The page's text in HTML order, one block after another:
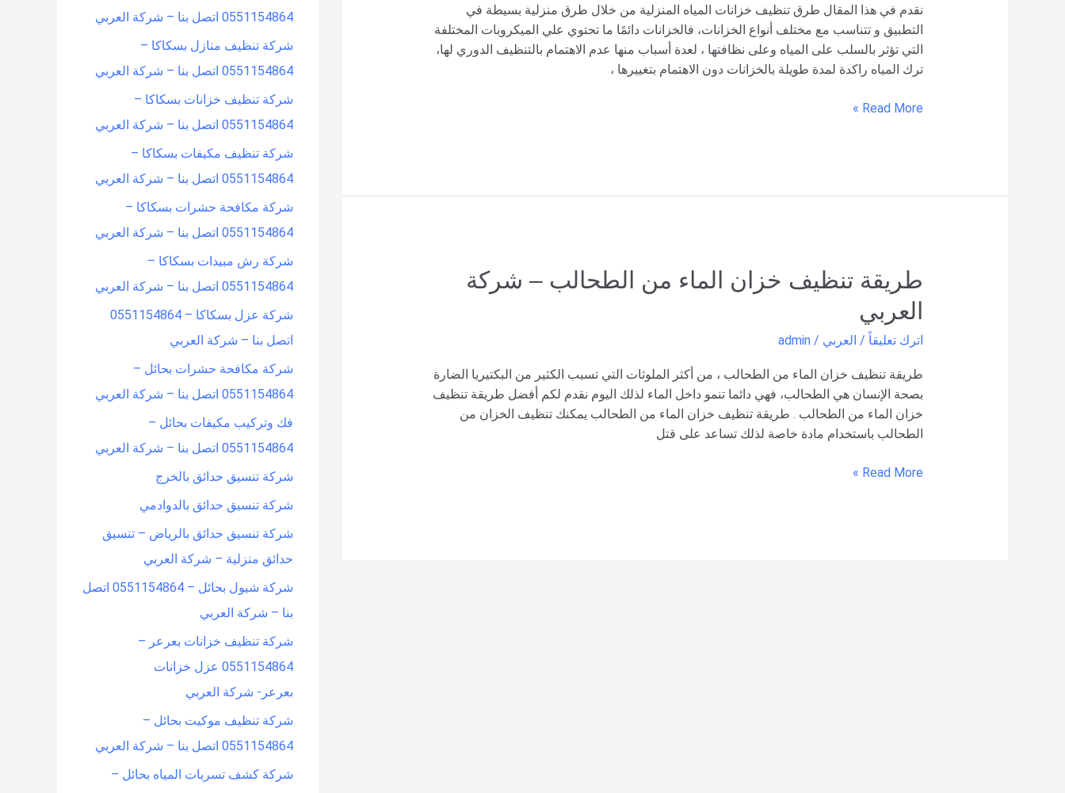
نقدم في هذا المقال طرق تنظيف خزانات المياه المنزلية من خلال طرق منزلية بسيطة في
التطبيق و تتناسب مع مختلف أنواع الخزانات، فالخزانات دائمًا ما تحتوي علي الميكروبات المختلفة
التي تؤثر بالسلب على المياه وعلى نظافتها ، لعدة أسباب منها عدم الاهتمام بالتنظيف الدوري لها،
ترك المياه راكدة لمدة طويلة بالخزانات دون الاهتمام بتغييرها ،
Read More »
طريقة تنظيف خزان الماء من الطحالب – شركة
العربي
اترك تعليقاً / العربي /
admin
طريقة تنظيف خزان الماء من الطحالب ، من أكثر الملوثات التي تسبب الكثير من البكتيريا الضارة
بصحة الإنسان هي الطحالب، فهي دائما تنمو داخل الماء لذلك اليوم نقدم لكم أفضل طريقة تنظيف
خزان الماء من الطحالب . طريقة تنظيف خزان الماء من الطحالب يمكنك تنظيف الخزان من
الطحالب باستخدام مادة خاصة لذلك تساعد على قتل
طريقة
تنظيف
خزان
الماء
من
الطحالب
–
شركة
العربي
Read More »
0551154864 اتصل بنا – شركة العربي
شركة تنظيف منازل بسكاكا –
0551154864 اتصل بنا – شركة العربي
شركة تنظيف خزانات بسكاكا –
0551154864 اتصل بنا – شركة العربي
شركة تنظيف مكيفات بسكاكا –
0551154864 اتصل بنا – شركة العربي
شركة مكافحة حشرات بسكاكا –
0551154864 اتصل بنا – شركة العربي
شركة رش مبيدات بسكاكا –
0551154864 اتصل بنا – شركة العربي
شركة عزل بسكاكا – 0551154864
اتصل بنا – شركة العربي
شركة مكافحة حشرات بحائل –
0551154864 اتصل بنا – شركة العربي
فك وتركيب مكيفات بحائل –
0551154864 اتصل بنا – شركة العربي
شركة تنسيق حدائق بالخرج
شركة تنسيق حدائق بالدوادمي
شركة تنسيق حدائق بالرياض – تنسيق
حدائق منزلية – شركة العربي
شركة شيول بحائل – 0551154864 اتصل
بنا – شركة العربي
شركة تنظيف خزانات بعرعر –
0551154864 عزل خزانات
بعرعر- شركة العربي
شركة تنظيف موكيت بحائل –
0551154864 اتصل بنا – شركة العربي
شركة كشف تسربات المياه بحائل –